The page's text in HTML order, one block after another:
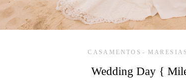
CASAMENTOS
Wedding Day {